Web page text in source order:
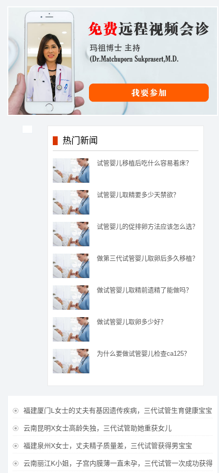
热门新闻
试管婴儿移植后吃什么容易着床？
试管婴儿取精要多少天禁欲？
试管婴儿的促排卵方法应该怎么选？
做第三代试管婴儿取卵后多久移植？
做试管婴儿取精前遗精了能做吗？
做试管婴儿取卵多少好？
为什么要做试管婴儿检查ca125？
 福建厦门L女士的丈夫有基因遗传疾病，三代试管生育健康宝宝
 云南昆明X女士高龄失独，三代试管助她重获女儿
 福建泉州X女士，丈夫精子质量差，三代试管获得男宝宝
 云南丽江K小姐，子宫内膜薄一直未孕，三代试管一次成功获得